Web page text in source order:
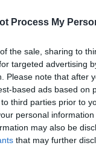
Process My
the sale, sharing to
targeted advertising
Please note that after
based ads based on
third parties prior to
personal
may also be
that may further
des années,
des passagers,
»,
juge« absurde »la
elle conduirait
parmi les grands
pour 2027‑2031
porte sur les
le niveau
aux cabinets